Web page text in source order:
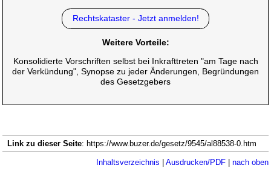
Rechtskataster - Jetzt anmelden!
Weitere Vorteile:
Konsolidierte Vorschriften selbst bei Inkrafttreten "am Tage nach
der Verkündung", Synopse zu jeder Änderungen, Begründungen
des Gesetzgebers
Link zu dieser Seite: https://www.buzer.de/gesetz/9545/al88538-0.htm
Inhaltsverzeichnis Ausdrucken/PDF| nach oben